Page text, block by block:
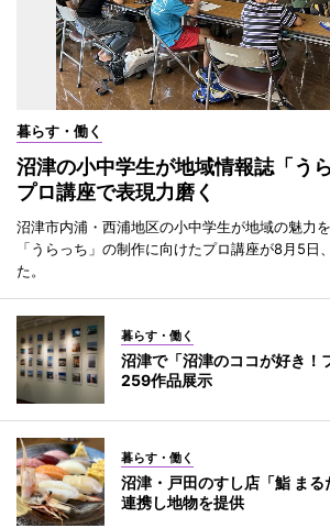
暮らす・働く
沼津の小中学生が地域情報誌「う
プロ講座で表現力磨く
沼津市内浦・西浦地区の小中学生が地域の魅力
「うらっち」の制作に向けたプロ講座が8月5日
た。
暮らす・働く
沼津で「沼津のココが好き
259作品展示
暮らす・働く
沼津・戸田のすし店「鮨 ま
連携し地物を提供